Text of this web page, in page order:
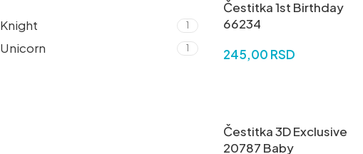
Knight 1
Unicorn 1
Čestitka 1st Birthday
66234
245,00 RSD
Čestitka 3D Exclusive
20787 Baby